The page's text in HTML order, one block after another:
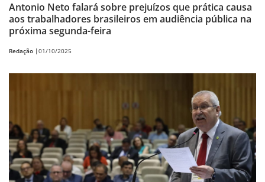
Antonio Neto falará sobre prejuízos que prática causa
aos trabalhadores brasileiros em audiência pública na
próxima segunda-feira
Redação |01/10/2025